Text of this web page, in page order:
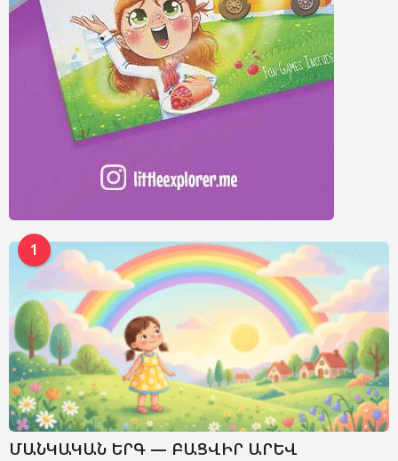
1
ՄԱՆԿԱԿԱՆ ԵՐԳ — ԲԱՑՎԻՐ ԱՐԵՎ